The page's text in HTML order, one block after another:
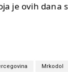
je ovih dana
Mrkodol